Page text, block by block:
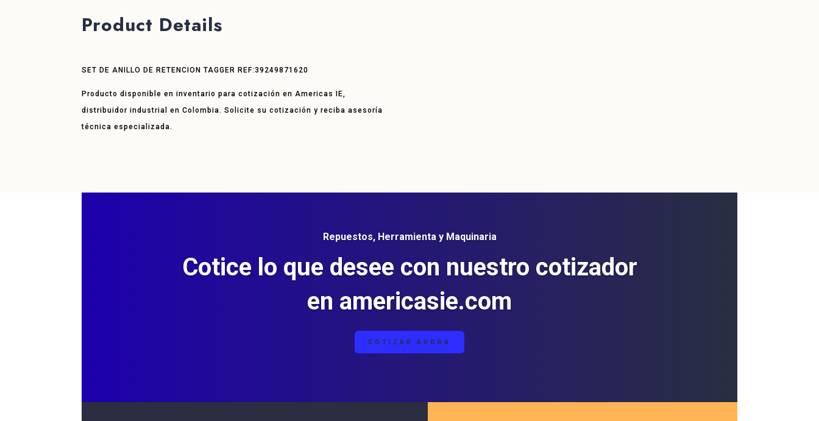
Product Details
SET DE ANILLO DE RETENCION TAGGER REF:39249871620
Producto disponible en inventario para cotización en Americas IE,
distribuidor industrial en Colombia. Solicite su cotización y reciba asesoría
técnica especializada.
Repuestos, Herramienta y Maquinaria
Cotice lo que desee con nuestro cotizador
en americasie.com
COTIZAR AHORA